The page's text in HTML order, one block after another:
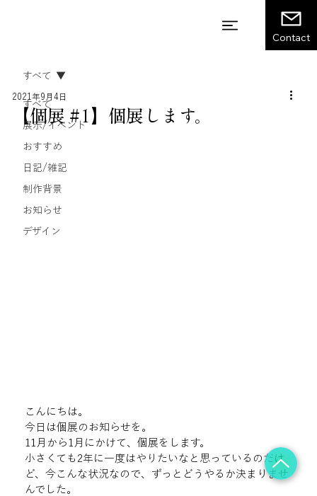
Contact
すべて
展示/イベント
おすすめ
日記/雑記
制作背景
お知らせ
デザイン
すべて
【個展 #1】個展します。
2021年9月4日
こんにちは。
今日は個展のお知らせを。
11月から1月にかけて、個展をします。
小さくても2年に一度はやりたいなと思っているのだけ
ど、今こんな状況なので、ずっとどうやるか決まりませ
んでした。